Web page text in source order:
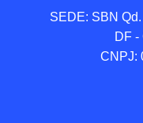
SEDE: SBN
DF -
CNPJ: